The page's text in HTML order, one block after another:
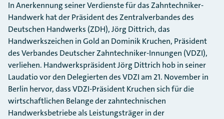
In Anerkennung seiner Verdienste für das Zahntechniker-
Handwerk hat der Präsident des Zentralverbandes des
Deutschen Handwerks (ZDH), Jörg Dittrich, das
Handwerkszeichen in Gold an Dominik Kruchen, Präsident
des Verbandes Deutscher Zahntechniker-Innungen (VDZI),
verliehen. Handwerkspräsident Jörg Dittrich hob in seiner
Laudatio vor den Delegierten des VDZI am 21. November in
Berlin hervor, dass VDZI-Präsident Kruchen sich für die
wirtschaftlichen Belange der zahntechnischen
Handwerksbetriebe als Leistungsträger in der